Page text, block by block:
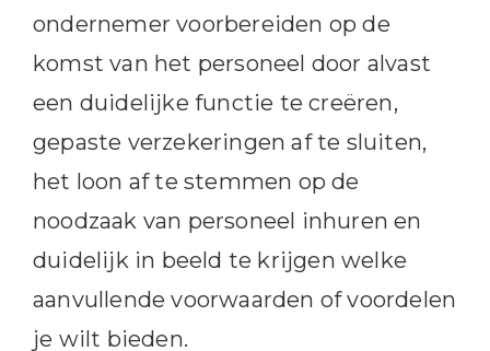
ondernemer voorbereiden op de
komst van het personeel door alvast
een duidelijke functie te creëren,
gepaste verzekeringen af te sluiten,
het loon af te stemmen op de
noodzaak van personeel inhuren en
duidelijk in beeld te krijgen welke
aanvullende voorwaarden of voordelen
je wilt bieden.